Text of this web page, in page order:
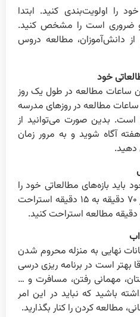
را اولویت‌بندی کنید. ابتدا
و ضروری است را مشخص کنید.
دانش‌آموزان، مطالعه دروس
خود
ساعات مطالعه در طول یک روز
ساعات مطالعه در روزهای مدرسه
است. بدین صورت می‌توانید از
آگاه شوید و به مرور زمان
دهید.
باید بازه‌های مطالعاتی خود را
مشخص کنید. به طور کلی هر ۷۰ دقیقه به ۱۵ دقیقه استراحت
نهایی به منزله محروم شدن
بهتر است در برنامه ریزی درسی
مهمانی رفتن، مسافرت و …
باشید که نباید در این امر
مطالعه کردن را کنار بگذارید.